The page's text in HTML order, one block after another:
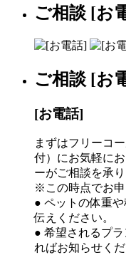
ご相談 [お
ご相談 [お
[お電話]
まずはフリーコ
付）にお気軽に
ーがご相談を承り
※この時点でお申
● ペットの体重
伝えください。
● 希望されるプ
ればお知らせくだ